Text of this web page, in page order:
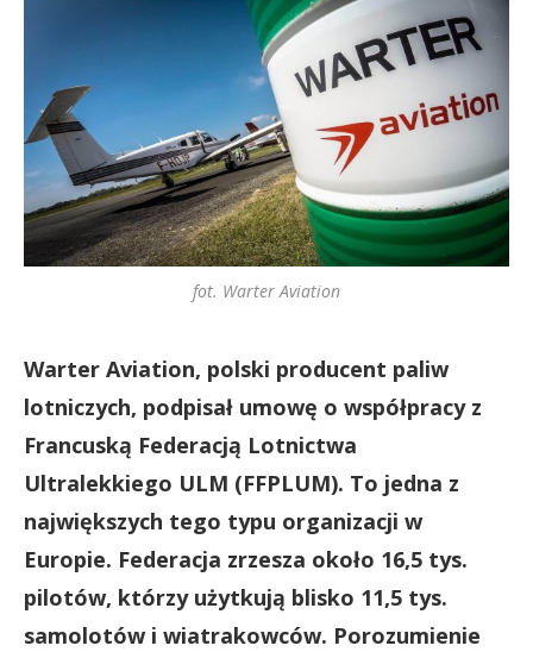
fot. Warter Aviation
Warter Aviation, polski producent paliw
lotniczych, podpisał umowę o współpracy z
Francuską Federacją Lotnictwa
Ultralekkiego ULM (FFPLUM). To jedna z
największych tego typu organizacji w
Europie. Federacja zrzesza około 16,5 tys.
pilotów, którzy użytkują blisko 11,5 tys.
samolotów i wiatrakowców. Porozumienie